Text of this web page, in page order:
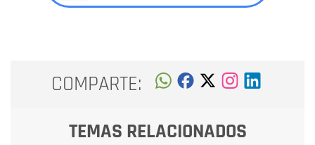
COMPARTE:
TEMAS RELACIONADOS